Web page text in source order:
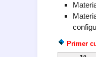
Primer